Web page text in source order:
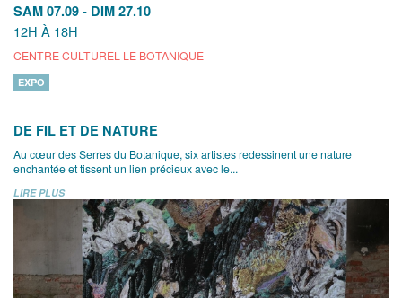
SAM 07.09 - DIM 27.10
12H À 18H
CENTRE CULTUREL LE BOTANIQUE
EXPO
DE FIL ET DE NATURE
Au cœur des Serres du Botanique, six artistes redessinent une nature
enchantée et tissent un lien précieux avec le...
LIRE PLUS